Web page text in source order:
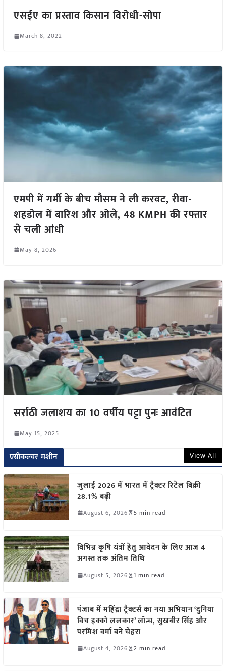
एसईए का प्रस्ताव किसान विरोधी-सोपा
March 8, 2022
एमपी में गर्मी के बीच मौसम ने ली करवट, रीवा-
शहडोल में बारिश और ओले, 48 KMPH की रफ्तार
से चली आंधी
May 8, 2026
सर्राठी जलाशय का 10 वर्षीय पट्टा पुनः आवंटित
May 15, 2025
एग्रीकल्चर मशीन View All
जुलाई 2026 में भारत में ट्रैक्टर रिटेल बिक्री
28.1% बढ़ी
August 6, 2026 5 min read
विभिन्न कृषि यंत्रों हेतु आवेदन के लिए आज 4
अगस्त तक अंतिम तिथि
August 5, 2026 1 min read
पंजाब में महिंद्रा ट्रैक्टर्स का नया अभियान ‘दुनिया
विच इक्को ललकार’ लॉन्च, सुखबीर सिंह और
परमिश वर्मा बने चेहरा
August 4, 2026 2 min read